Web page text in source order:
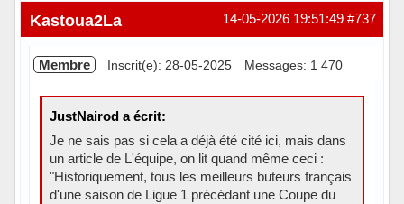
Hors ligne #737
14-05-2026 19:51:49
Kastoua2La
Membre Inscrit(e): 28-05-2025 Messages: 1 470
JustNairod a écrit:
Je ne sais pas si cela a déjà été cité ici, mais dans
un article de L'équipe, on lit quand même ceci :
"Historiquement, tous les meilleurs buteurs français
d'une saison de Ligue 1 précédant une Coupe du